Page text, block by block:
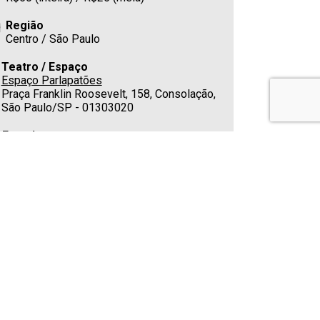
Região
Centro / São Paulo
Teatro / Espaço
Espaço Parlapatões
Praça Franklin Roosevelt, 158, Consolação,
São Paulo/SP - 01303020
Estacionamento